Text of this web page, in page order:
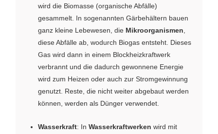
wird die Biomasse (organische Abfälle)
gesammelt. In sogenannten Gärbehältern bauen
ganz kleine Lebewesen, die Mikroorganismen
diese Abfälle ab, wodurch Biogas entsteht. Dieses
Gas wird dann in einem Blockheizkraftwerk
verbrannt und die dadurch gewonnene Energie
wird zum Heizen oder auch zur Stromgewinnung
genutzt. Reste, die nicht weiter abgebaut werden
können, werden als Dünger verwendet.
Wasserkraft: In Wasserkraftwerken wird mit